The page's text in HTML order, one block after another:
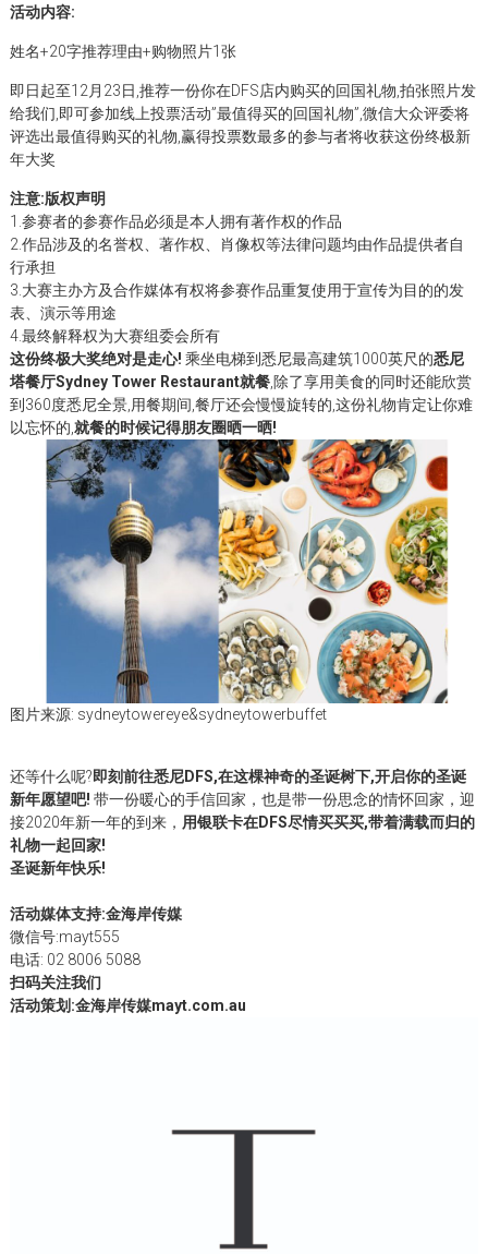
活动内容:
姓名+20字推荐理由+购物照片1张
即日起至12月23日,推荐一份你在DFS店内购买的回国礼物,拍张照片发
给我们,即可参加线上投票活动”最值得买的回国礼物”,微信大众评委将
评选出最值得购买的礼物,赢得投票数最多的参与者将收获这份终极新
年大奖
注意:版权声明
1.参赛者的参赛作品必须是本人拥有著作权的作品
2.作品涉及的名誉权、著作权、肖像权等法律问题均由作品提供者自
行承担
3.大赛主办方及合作媒体有权将参赛作品重复使用于宣传为目的的发
表、演示等用途
4.最终解释权为大赛组委会所有
这份终极大奖绝对是走心! 乘坐电梯到悉尼最高建筑1000英尺的悉尼
塔餐厅Sydney Tower Restaurant就餐,除了享用美食的同时还能欣赏
到360度悉尼全景,用餐期间,餐厅还会慢慢旋转的,这份礼物肯定让你难
以忘怀的, 就餐的时候记得朋友圈晒一晒!
图片来源: sydneytowereye&sydneytowerbuffet
还等什么呢?即刻前往悉尼DFS,在这棵神奇的圣诞树下,开启你的圣诞
新年愿望吧! 带一份暖心的手信回家，也是带一份思念的情怀回家，迎
接2020年新一年的到来， 用银联卡在DFS尽情买买买,带着满载而归的
礼物一起回家!
圣诞新年快乐!
活动媒体支持:金海岸传媒
微信号:mayt555
电话: 02 8006 5088
扫码关注我们
活动策划:金海岸传媒mayt.com.au